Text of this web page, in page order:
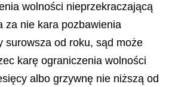
wolności nieprzekraczającą
za nie kara pozbawienia
surowsza od roku, sąd może
karę ograniczenia wolności
albo grzywnę nie niższą od